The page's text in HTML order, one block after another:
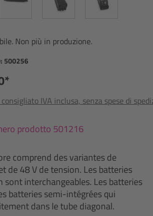
Non più in produzione.
500256
IVA inclusa, senza spese di
prodotto 501216
comprend des variantes de
de 48 V de tension. Les batteries
sont interchangeables. Les batteries
batteries semi-intégrées qui
dans le tube diagonal.